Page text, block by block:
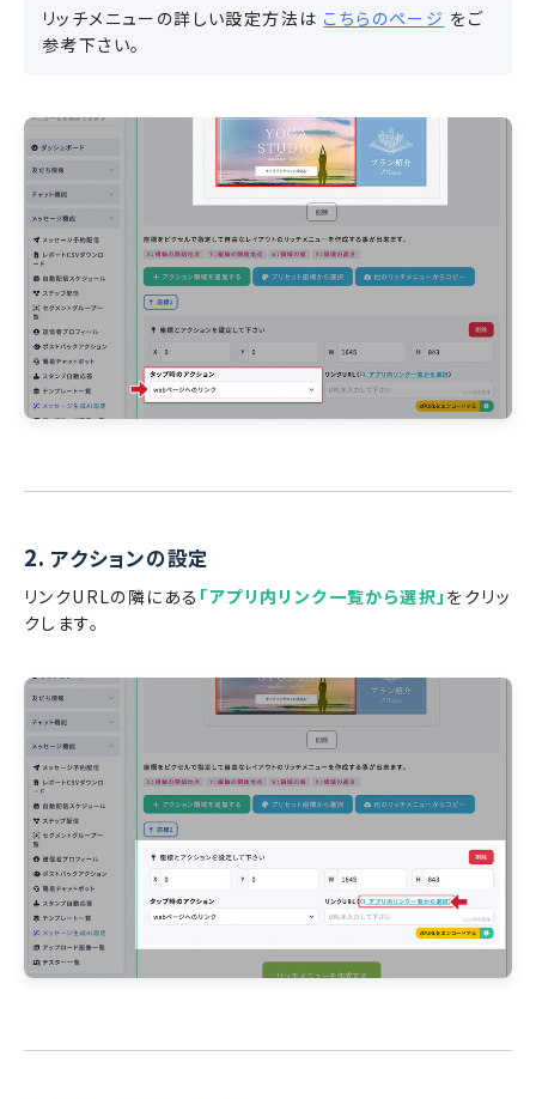
リッチメニューの詳しい設定方法は こちらのページ をご
参考下さい。
2. アクションの設定
リンクURLの隣にある 「アプリ内リンク一覧から選択」 をクリッ
クします。